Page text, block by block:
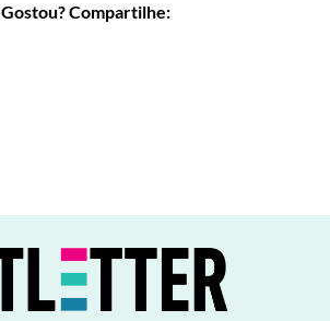
Gostou? Compartilhe: